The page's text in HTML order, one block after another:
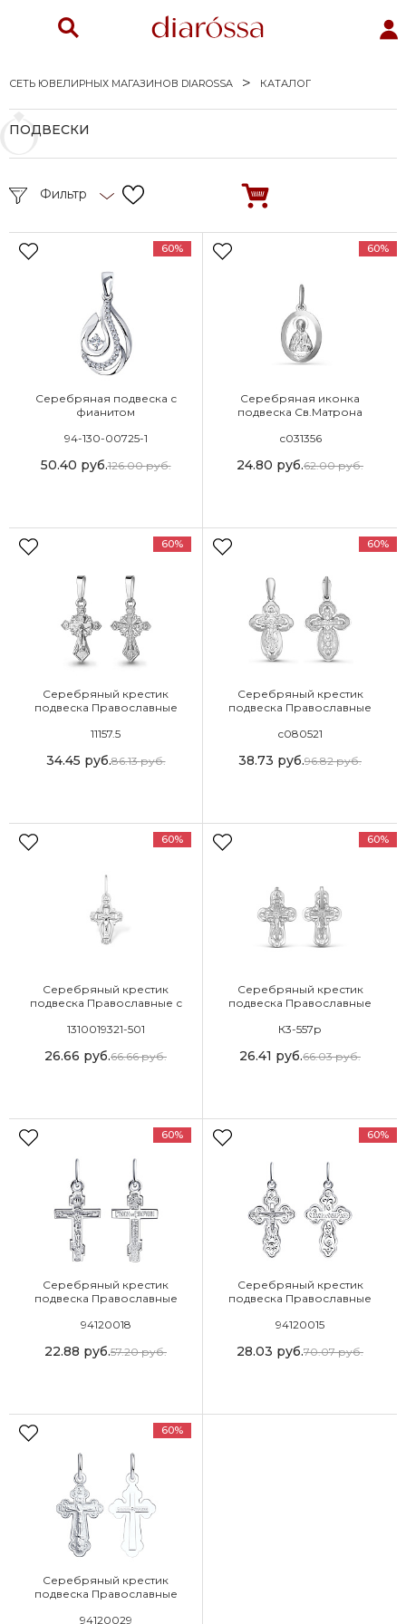
СЕТЬ ЮВЕЛИРНЫХ МАГАЗИНОВ DIAROSSA КАТАЛОГ
ПОДВЕСКИ
Фильтр
60%
Серебряная подвеска с
фианитом
94-130-00725-1
50.40 руб.126.00руб.
60%
Серебряная иконка
подвеска Св.Матрона
с031356
24.80 руб.62.00руб.
60%
Серебряный крестик
подвеска Православные
11157.5
34.45 руб.86.13руб.
60%
Серебряный крестик
подвеска Православные
с080521
38.73 руб.96.82руб.
60%
Серебряный крестик
подвеска Православные с
1310019321-501
26.66 руб.66.66руб.
60%
Серебряный крестик
подвеска Православные
К3-557р
26.41 руб.66.03руб.
60%
Серебряный крестик
подвеска Православные
94120018
22.88 руб.57.20руб.
60%
Серебряный крестик
подвеска Православные
94120015
28.03 руб.70.07руб.
60%
Серебряный крестик
подвеска Православные
94120029